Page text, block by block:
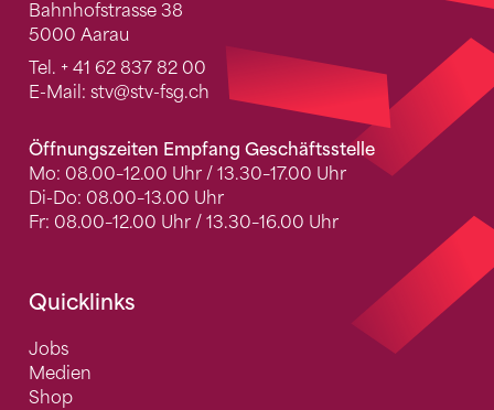
Bahnhofstrasse 38
5000 Aarau
Tel. + 41 62 837 82 00
E-Mail: stv@stv-fsg.ch
Öffnungszeiten Empfang Geschäftsstelle
Mo: 08.00–12.00 Uhr / 13.30–17.00 Uhr
Di-Do: 08.00–13.00 Uhr
Fr: 08.00–12.00 Uhr / 13.30–16.00 Uhr
Quicklinks
Jobs
Medien
Shop